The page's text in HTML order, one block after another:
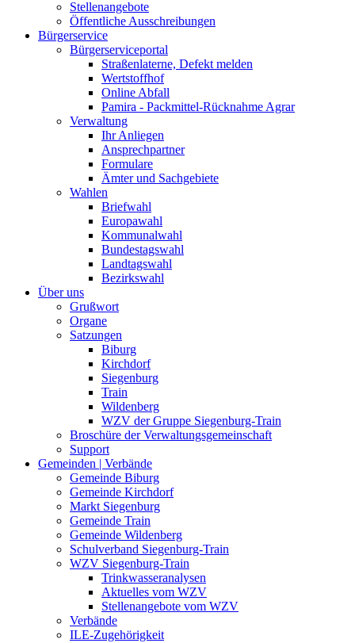
Stellenangebote
Öffentliche Ausschreibungen
Bürgerservice
Bürgerserviceportal
Straßenlaterne, Defekt melden
Wertstoffhof
Online Abfall
Pamira - Packmittel-Rücknahme Agrar
Verwaltung
Ihr Anliegen
Ansprechpartner
Formulare
Ämter und Sachgebiete
Wahlen
Briefwahl
Europawahl
Kommunalwahl
Bundestagswahl
Landtagswahl
Bezirkswahl
Über uns
Grußwort
Organe
Satzungen
Biburg
Kirchdorf
Siegenburg
Train
Wildenberg
WZV der Gruppe Siegenburg-Train
Broschüre der Verwaltungsgemeinschaft
Support
Gemeinden | Verbände
Gemeinde Biburg
Gemeinde Kirchdorf
Markt Siegenburg
Gemeinde Train
Gemeinde Wildenberg
Schulverband Siegenburg-Train
WZV Siegenburg-Train
Trinkwasseranalysen
Aktuelles vom WZV
Stellenangebote vom WZV
Verbände
ILE-Zugehörigkeit